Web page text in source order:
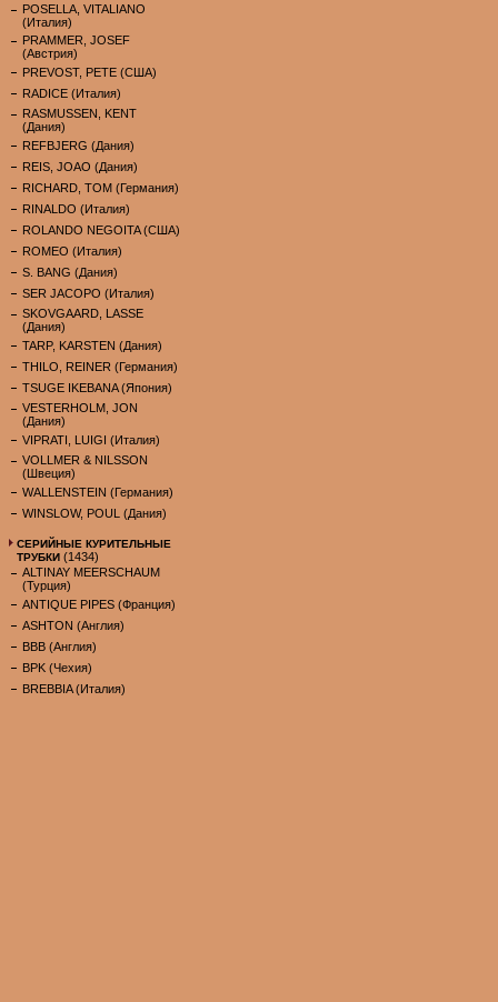
POSELLA, VITALIANO
(Италия)
PRAMMER, JOSEF
(Австрия)
PREVOST, PETE (США)
RADICE (Италия)
RASMUSSEN, KENT
(Дания)
REFBJERG (Дания)
REIS, JOAO (Дания)
RICHARD, TOM (Германия)
RINALDO (Италия)
ROLANDO NEGOITA (США)
ROMEO (Италия)
S. BANG (Дания)
SER JACOPO (Италия)
SKOVGAARD, LASSE
(Дания)
TARP, KARSTEN (Дания)
THILO, REINER (Германия)
TSUGE IKEBANA (Япония)
VESTERHOLM, JON
(Дания)
VIPRATI, LUIGI (Италия)
VOLLMER & NILSSON
(Швеция)
WALLENSTEIN (Германия)
WINSLOW, POUL (Дания)
СЕРИЙНЫЕ КУРИТЕЛЬНЫЕ
ТРУБКИ (1434)
ALTINAY MEERSCHAUM
(Турция)
ANTIQUE PIPES (Франция)
ASHTON (Англия)
BBB (Англия)
BPK (Чехия)
BREBBIA (Италия)